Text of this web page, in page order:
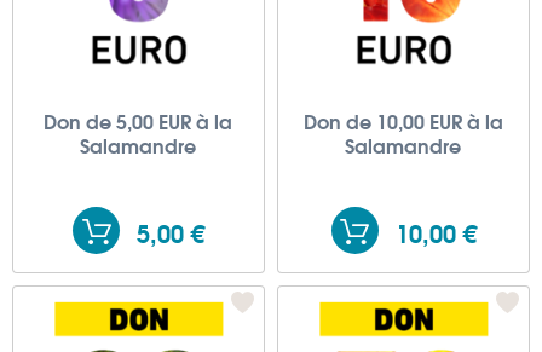
Don de 5,00 EUR à la
Salamandre
5,00 €
Don de 10,00 EUR à la
Salamandre
10,00 €